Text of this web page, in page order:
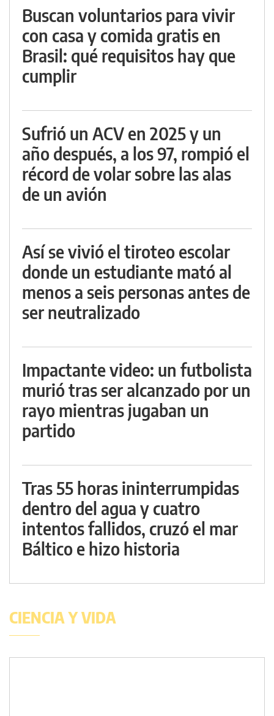
Buscan voluntarios para vivir
con casa y comida gratis en
Brasil: qué requisitos hay que
cumplir
Sufrió un ACV en 2025 y un
año después, a los 97, rompió el
récord de volar sobre las alas
de un avión
Así se vivió el tiroteo escolar
donde un estudiante mató al
menos a seis personas antes de
ser neutralizado
Impactante video: un futbolista
murió tras ser alcanzado por un
rayo mientras jugaban un
partido
Tras 55 horas ininterrumpidas
dentro del agua y cuatro
intentos fallidos, cruzó el mar
Báltico e hizo historia
CIENCIA Y VIDA